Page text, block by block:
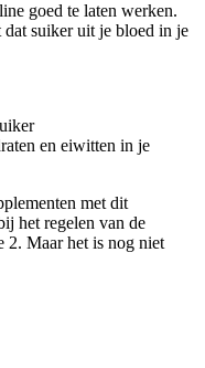
goed te laten werken.
suiker uit je bloed in je
en eiwitten in je
met dit
het regelen van de
2. Maar het is nog niet